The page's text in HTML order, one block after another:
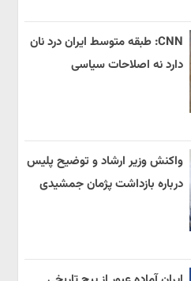
CNN: طبقه متوسط ایران درد نان
دارد نه اصلاحات سیاسی
واکنش وزیر ارشاد و توضیح پلیس
درباره بازداشت پژمان جمشیدی